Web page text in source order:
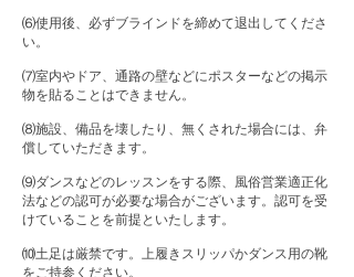
⑹使用後、必ずブラインドを締めて退出してくださ
い。
⑺室内やドア、通路の壁などにポスターなどの掲示
物を貼ることはできません。
⑻施設、備品を壊したり、無くされた場合には、弁
償していただきます。
⑼ダンスなどのレッスンをする際、風俗営業適正化
法などの認可が必要な場合がございます。認可を受
けていることを前提といたします。
⑽土足は厳禁です。上履きスリッパかダンス用の靴
をご持参ください。